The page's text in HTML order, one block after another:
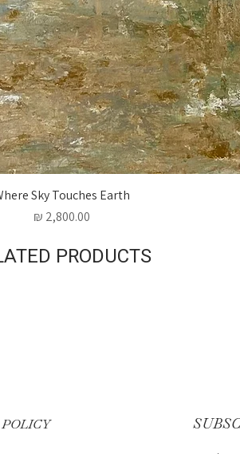
Sky Touches Earth
מחיר
PRODUCTS
POLICY